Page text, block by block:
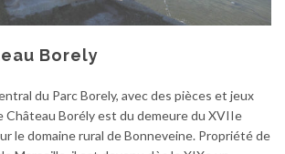
Borely
du Parc Borely, avec des pièces et jeux
Château Borély est du demeure du XVIIe
le domaine rural de Bonneveine. Propriété de